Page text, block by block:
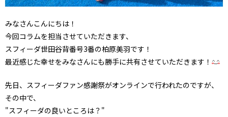
みなさんこんにちは！
今回コラムを担当させていただきます、
スフィーダ世田谷背番号3番の柏原美羽です！
最近感じた幸せをみなさんにも勝手に共有させていただきます！
先日、スフィーダファン感謝祭がオンラインで行われたのですが、
その中で、
"スフィーダの良いところは？"